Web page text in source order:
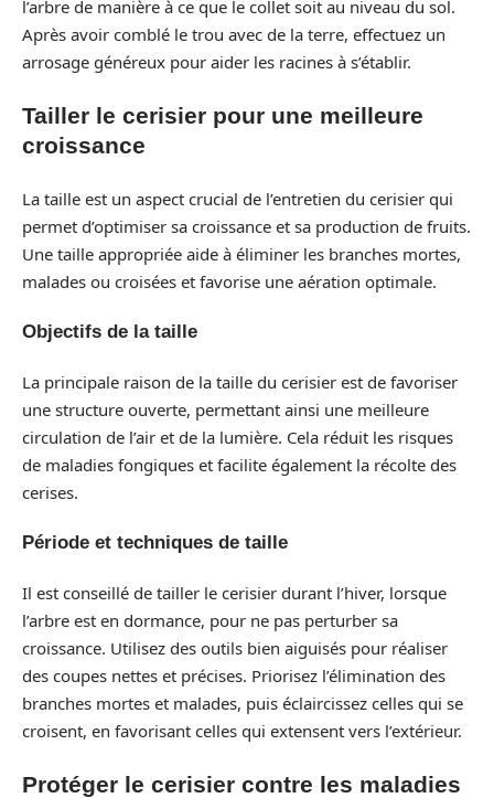
l’arbre de manière à ce que le collet soit au niveau du sol.
Après avoir comblé le trou avec de la terre, effectuez un
arrosage généreux pour aider les racines à s’établir.
Tailler le cerisier pour une meilleure
croissance
La taille est un aspect crucial de l’entretien du cerisier qui
permet d’optimiser sa croissance et sa production de fruits.
Une taille appropriée aide à éliminer les branches mortes,
malades ou croisées et favorise une aération optimale.
Objectifs de la taille
La principale raison de la taille du cerisier est de favoriser
une structure ouverte, permettant ainsi une meilleure
circulation de l’air et de la lumière. Cela réduit les risques
de maladies fongiques et facilite également la récolte des
cerises.
Période et techniques de taille
Il est conseillé de tailler le cerisier durant l’hiver, lorsque
l’arbre est en dormance, pour ne pas perturber sa
croissance. Utilisez des outils bien aiguisés pour réaliser
des coupes nettes et précises. Priorisez l’élimination des
branches mortes et malades, puis éclaircissez celles qui se
croisent, en favorisant celles qui extensent vers l’extérieur.
Protéger le cerisier contre les maladies